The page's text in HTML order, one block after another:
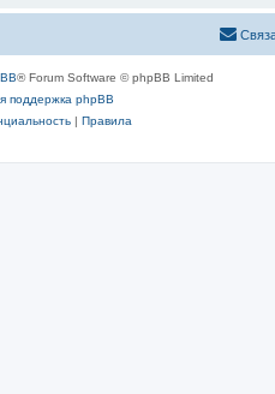
® Forum Software © phpBB Limited
поддержка phpBB
| Правила